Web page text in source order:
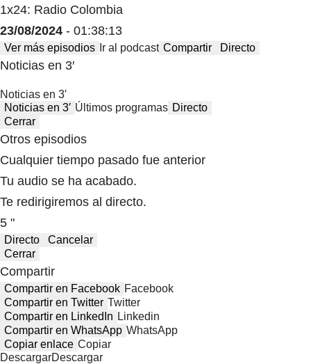
1x24: Radio Colombia
23/08/2024 - 01:38:13
Ver más episodios Ir al podcast Compartir Directo
Noticias en 3′
Noticias en 3′
Noticias en 3′ Últimos programas Directo
Cerrar
Otros episodios
Cualquier tiempo pasado fue anterior
Tu audio se ha acabado.
Te redirigiremos al directo.
5 "
Directo
Cancelar
Cerrar
Compartir
Compartir en Facebook Facebook
Compartir en Twitter Twitter
Compartir en LinkedIn Linkedin
Compartir en WhatsApp WhatsApp
Copiar enlace Copiar
DescargarDescargar